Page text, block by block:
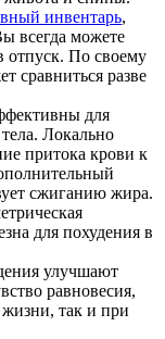
инвентарь,
всегда можете
отпуск. По своему
сравниться разве
для
Локально
притока крови к
сжиганию жира.
для похудения в
улучшают
равновесия,
жизни, так и при